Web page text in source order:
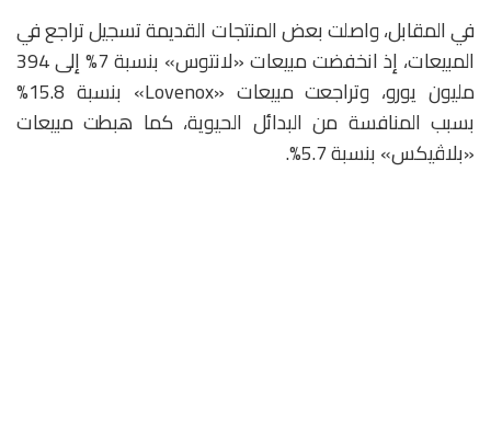
في المقابل، واصلت بعض المنتجات القديمة تسجيل تراجع في
المبيعات، إذ انخفضت مبيعات «لانتوس» بنسبة 7% إلى 394
مليون يورو، وتراجعت مبيعات «Lovenox» بنسبة 15.8%
بسبب المنافسة من البدائل الحيوية، كما هبطت مبيعات
«بلاڤيكس» بنسبة 5.7%.